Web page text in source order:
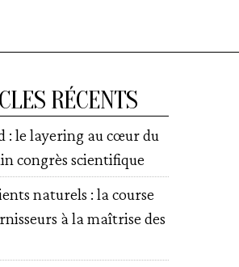
RÉCENTS
: le layering au cœur du
congrès scientifique
naturels : la course
à la maîtrise des